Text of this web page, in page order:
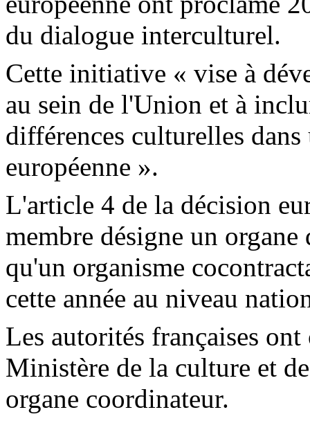
du dialogue interculturel.
Cette initiative « vise à
au sein de l'Union et à
différences culturelles
européenne ».
L'article 4 de la décision
membre désigne un
qu'un organisme
cette année au niveau
Les autorités françaises
Ministère de la culture et
organe coordinateur.